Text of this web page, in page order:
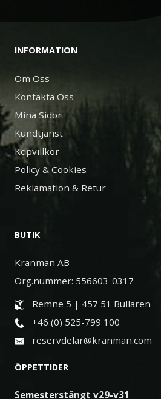
INFORMATION
Om Oss
Kontakta Oss
Mina Sidor
Kundtjänst
Köpvillkor
Policy & Cookies
Reklamation & Retur
BUTIK
Kranman AB
Org.nummer: 556603-0317
Remne 5 | 457 51 Bullaren
+46 (0) 525-799 100
reservdelar@kranman.com
ÖPPETTIDER
Semesterstängt v29-v31